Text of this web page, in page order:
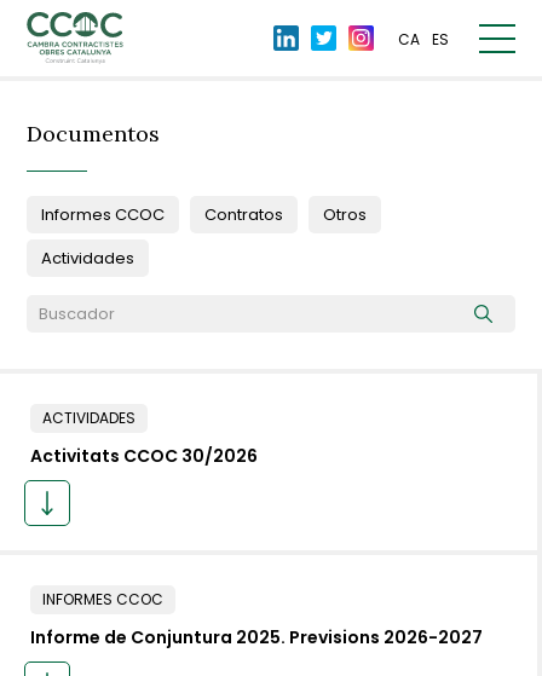
CA ES
Documentos
Informes CCOC Contratos
Otros
Actividades
ACTIVIDADES
Activitats CCOC 30/2026
INFORMES CCOC
Informe de Conjuntura 2025. Previsions 2026-2027